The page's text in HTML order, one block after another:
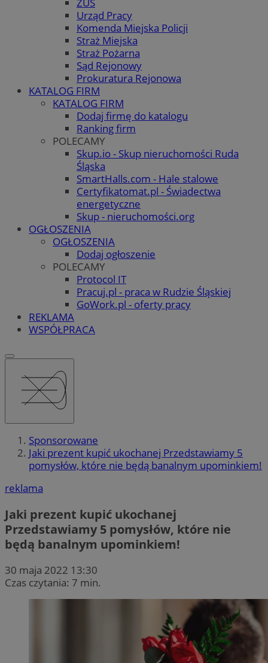
Urząd Pracy
Komenda Miejska Policji
Straż Miejska
Straż Pożarna
Sąd Rejonowy
Prokuratura Rejonowa
KATALOG FIRM
KATALOG FIRM
Dodaj firmę do katalogu
Ranking firm
POLECAMY
Skup.io - Skup nieruchomości Ruda
Śląska
SmartHalls.com - Hale stalowe
Certyfikatomat.pl - Świadectwa
energetyczne
Skup - nieruchomości.org
OGŁOSZENIA
OGŁOSZENIA
Dodaj ogłoszenie
POLECAMY
Protocol IT
Pracuj.pl - praca w Rudzie Śląskiej
GoWork.pl - oferty pracy
REKLAMA
WSPÓŁPRACA
Sponsorowane
Jaki prezent kupić ukochanej Przedstawiamy 5
pomysłów, które nie będą banalnym upominkiem!
reklama
Jaki prezent kupić ukochanej
Przedstawiamy 5 pomysłów, które nie
będą banalnym upominkiem!
30 maja 2022 13:30
Czas czytania: 7 min.